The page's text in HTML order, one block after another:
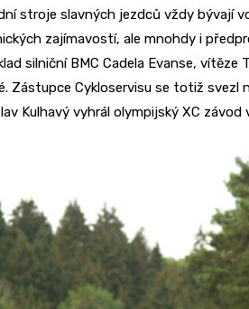
stroje slavných jezdců vždy bývají
zajímavostí, ale mnohdy i
silniční BMC Cadela Evanse,
Zástupce Cykloservisu se totiž svezl
Kulhavý vyhrál olympijský XC závod